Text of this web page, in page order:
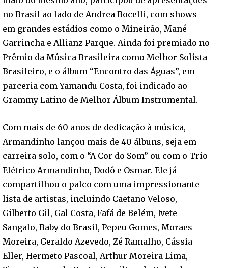
no Brasil ao lado de Andrea Bocelli, com shows
em grandes estádios como o Mineirão, Mané
Garrincha e Allianz Parque. Ainda foi premiado no
Prêmio da Música Brasileira como Melhor Solista
Brasileiro, e o álbum “Encontro das Águas”, em
parceria com Yamandu Costa, foi indicado ao
Grammy Latino de Melhor Álbum Instrumental.
Com mais de 60 anos de dedicação à música,
Armandinho lançou mais de 40 álbuns, seja em
carreira solo, com o “A Cor do Som” ou com o Trio
Elétrico Armandinho, Dodô e Osmar. Ele já
compartilhou o palco com uma impressionante
lista de artistas, incluindo Caetano Veloso,
Gilberto Gil, Gal Costa, Fafá de Belém, Ivete
Sangalo, Baby do Brasil, Pepeu Gomes, Moraes
Moreira, Geraldo Azevedo, Zé Ramalho, Cássia
Eller, Hermeto Pascoal, Arthur Moreira Lima,